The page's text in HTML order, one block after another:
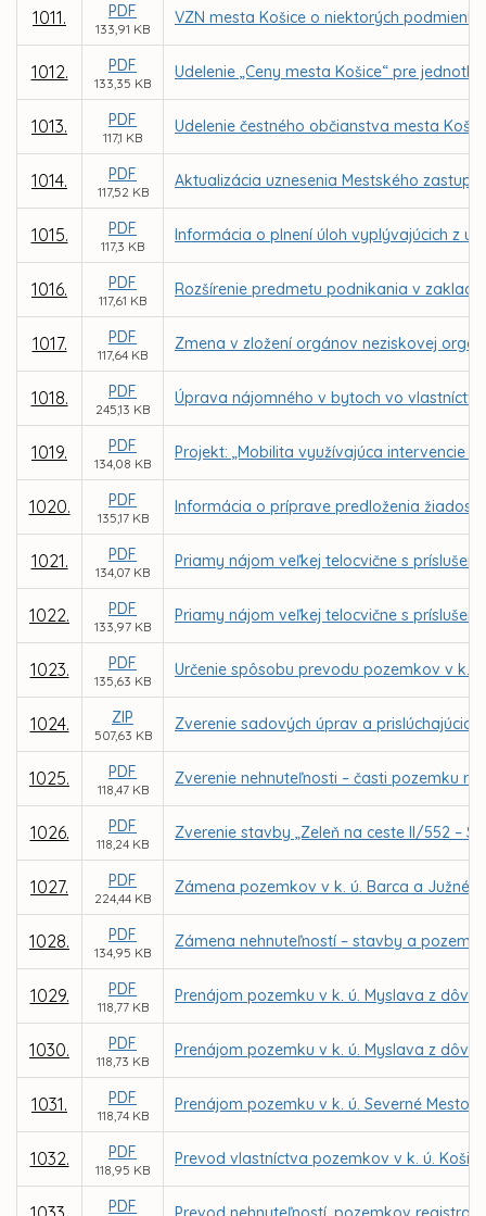
1011. PDF
133,91 KB
VZN mesta Košice o niektorých
1012. PDF
133,35 KB
Udelenie „Ceny mesta Košice“ pre
1013. PDF
117,1 KB
Udelenie čestného občianstva mesta
1014. PDF
117,52 KB
Aktualizácia uznesenia Mestského
1015. PDF
117,3 KB
Informácia o plnení úloh vyplývajúcich z
1016. PDF
117,61 KB
Rozšírenie predmetu podnikania v
1017. PDF
117,64 KB
Zmena v zložení orgánov neziskovej
1018. PDF
245,13 KB
Úprava nájomného v bytoch vo
1019. PDF
134,08 KB
Projekt: „Mobilita využívajúca intervencie
1020. PDF
135,17 KB
Informácia o príprave predloženia
1021. PDF
134,07 KB
Priamy nájom veľkej telocvične s
1022. PDF
133,97 KB
Priamy nájom veľkej telocvične s
1023. PDF
135,63 KB
Určenie spôsobu prevodu pozemkov v k.
1024. ZIP
507,63 KB
Zverenie sadových úprav a
1025. PDF
118,47 KB
Zverenie nehnuteľnosti – časti pozemku
1026. PDF
118,24 KB
Zverenie stavby „Zeleň na ceste II/552 –
1027. PDF
224,44 KB
Zámena pozemkov v k. ú. Barca a Južné
1028. PDF
134,95 KB
Zámena nehnuteľností – stavby a
1029. PDF
118,77 KB
Prenájom pozemku v k. ú. Myslava z
1030. PDF
118,73 KB
Prenájom pozemku v k. ú. Myslava z
1031. PDF
118,74 KB
Prenájom pozemku v k. ú. Severné
1032. PDF
118,95 KB
Prevod vlastníctva pozemkov v k. ú.
PDF